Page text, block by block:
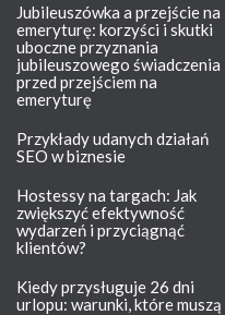
Jubileuszówka a przejście na
emeryturę: korzyści i skutki
uboczne przyznania
jubileuszowego świadczenia
przed przejściem na
emeryturę
Przykłady udanych działań
SEO w biznesie
Hostessy na targach: Jak
zwiększyć efektywność
wydarzeń i przyciągnąć
klientów?
Kiedy przysługuje 26 dni
urlopu: warunki, które muszą